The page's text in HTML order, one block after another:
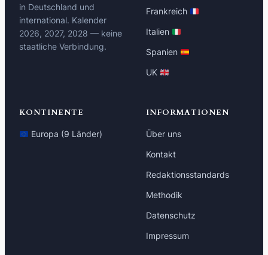
in Deutschland und
international. Kalender
2026, 2027, 2028 — keine
staatliche Verbindung.
Frankreich
Italien
Spanien
UK
KONTINENTE
Europa (9 Länder)
INFORMATIONEN
Über uns
Kontakt
Redaktionsstandards
Methodik
Datenschutz
Impressum